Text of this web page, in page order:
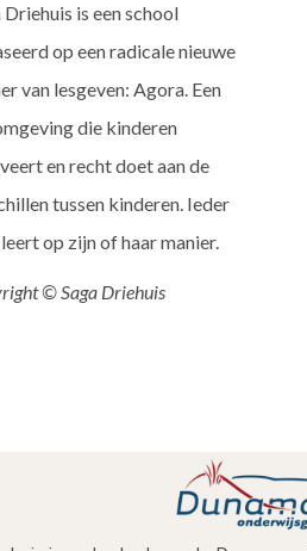
Driehuis is een school
op een radicale nieuwe
van lesgeven: Agora. Een
die kinderen
en recht doet aan de
tussen kinderen. Ieder
op zijn of haar manier.
© Saga Driehuis